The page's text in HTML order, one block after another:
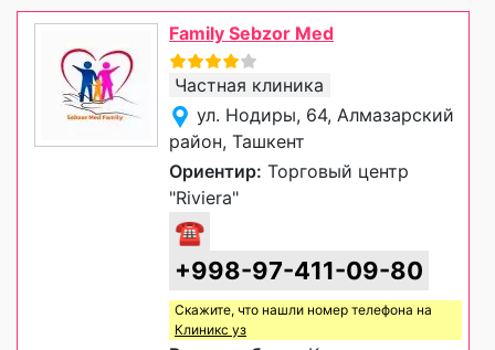
Family Sebzor Med
Частная клиника
ул. Нодиры, 64, Алмазарский
район, Ташкент
Ориентир: Торговый центр
"Riviera"
☎
+998-97-411-09-80
Скажите, что нашли номер телефона на
Клиникс уз